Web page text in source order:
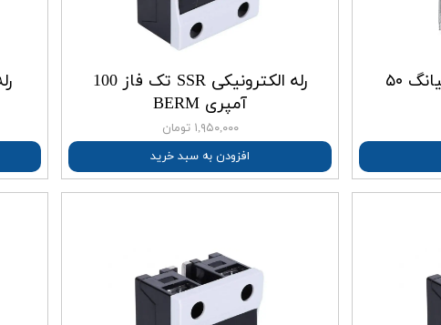
رله اس اس ار SSR هانیانگ ۵۰
رله الکترونیکی SSR تک فاز 100
آمپری BERM
۱,۹۵۰,۰۰۰ تومان
افزودن به سبد خرید